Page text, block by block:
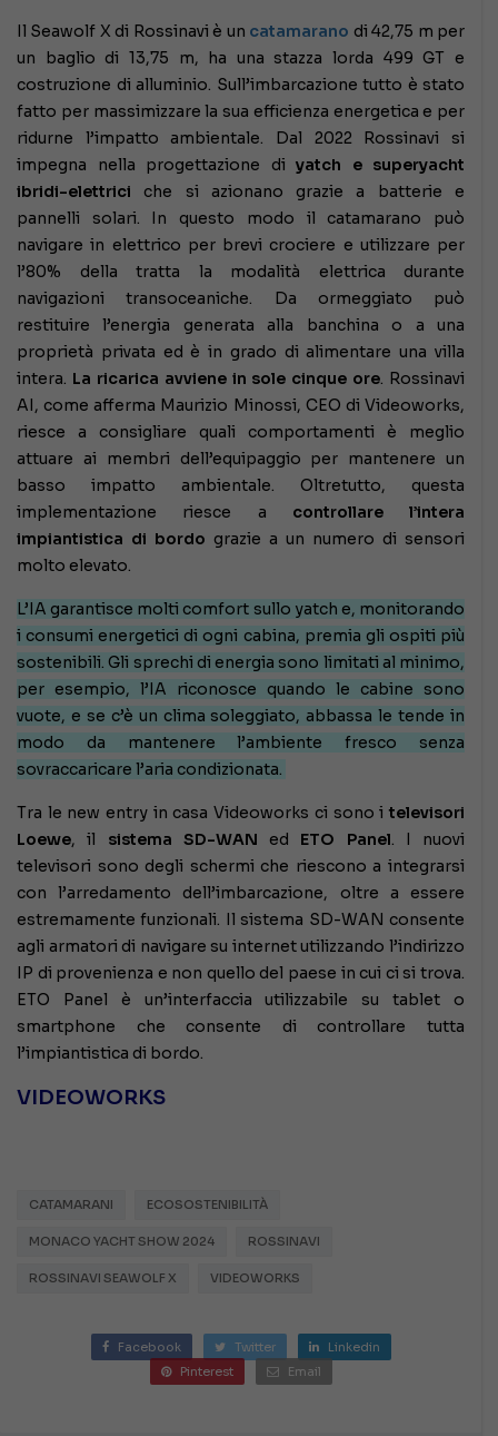
Il Seawolf X di Rossinavi è un catamarano di 42,75 m per
un baglio di 13,75 m, ha una stazza lorda 499 GT e
costruzione di alluminio. Sull’imbarcazione tutto è stato
fatto per massimizzare la sua efficienza energetica e per
ridurne l’impatto ambientale. Dal 2022 Rossinavi si
impegna nella progettazione di yatch e superyacht
ibridi-elettrici che si azionano grazie a batterie e
pannelli solari. In questo modo il catamarano può
navigare in elettrico per brevi crociere e utilizzare per
l’80% della tratta la modalità elettrica durante
navigazioni transoceaniche. Da ormeggiato può
restituire l’energia generata alla banchina o a una
proprietà privata ed è in grado di alimentare una villa
intera. La ricarica avviene in sole cinque ore. Rossinavi
AI, come afferma Maurizio Minossi, CEO di Videoworks,
riesce a consigliare quali comportamenti è meglio
attuare ai membri dell’equipaggio per mantenere un
basso impatto ambientale. Oltretutto, questa
implementazione riesce a controllare l’intera
impiantistica di bordo grazie a un numero di sensori
molto elevato.
L’IA garantisce molti comfort sullo yatch e, monitorando
i consumi energetici di ogni cabina, premia gli ospiti più
sostenibili. Gli sprechi di energia sono limitati al minimo,
per esempio, l’IA riconosce quando le cabine sono
vuote, e se c’è un clima soleggiato, abbassa le tende in
modo da mantenere l’ambiente fresco senza
sovraccaricare l’aria condizionata.
Tra le new entry in casa Videoworks ci sono i televisori
Loewe, il sistema SD-WAN ed ETO Panel. I nuovi
televisori sono degli schermi che riescono a integrarsi
con l’arredamento dell’imbarcazione, oltre a essere
estremamente funzionali. Il sistema SD-WAN consente
agli armatori di navigare su internet utilizzando l’indirizzo
IP di provenienza e non quello del paese in cui ci si trova.
ETO Panel è un’interfaccia utilizzabile su tablet o
smartphone che consente di controllare tutta
l’impiantistica di bordo.
VIDEOWORKS
CATAMARANI ECOSOSTENIBILITÀ
MONACO YACHT SHOW 2024 ROSSINAVI
ROSSINAVI SEAWOLF X VIDEOWORKS
Facebook Twitter
Linkedin
Pinterest
Email